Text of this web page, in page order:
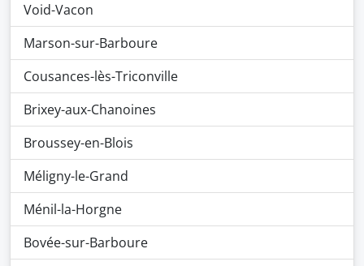
Void-Vacon
Marson-sur-Barboure
Cousances-lès-Triconville
Brixey-aux-Chanoines
Broussey-en-Blois
Méligny-le-Grand
Ménil-la-Horgne
Bovée-sur-Barboure